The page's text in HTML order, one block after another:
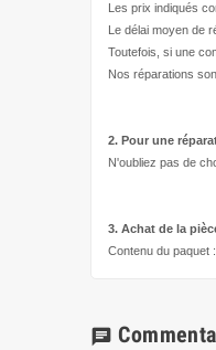
Les prix indiqués
Le délai moyen de
Toutefois, si une
Nos réparations
2. Pour une
N'oubliez pas de
3. Achat de la
Contenu du paquet
chat